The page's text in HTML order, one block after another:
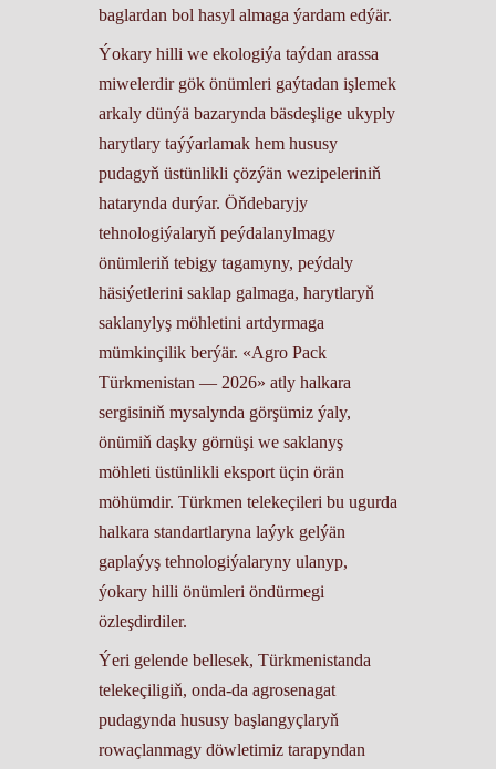
baglardan bol hasyl almaga ýardam edýär.
Ýokary hilli we ekologiýa taýdan arassa
miwelerdir gök önümleri gaýtadan işlemek
arkaly dünýä bazarynda bäsdeşlige ukyply
harytlary taýýarlamak hem hususy
pudagyň üstünlikli çözýän wezipeleriniň
hatarynda durýar. Öňdebaryjy
tehnologiýalaryň peýdalanylmagy
önümleriň tebigy tagamyny, peýdaly
häsiýetlerini saklap galmaga, harytlaryň
saklanylyş möhletini artdyrmaga
mümkinçilik berýär. «Agro Pack
Türkmenistan — 2026» atly halkara
sergisiniň mysalynda görşümiz ýaly,
önümiň daşky görnüşi we saklanyş
möhleti üstünlikli eksport üçin örän
möhümdir. Türkmen telekeçileri bu ugurda
halkara standartlaryna laýyk gelýän
gaplaýyş tehnologiýalaryny ulanyp,
ýokary hilli önümleri öndürmegi
özleşdirdiler.
Ýeri gelende bellesek, Türkmenistanda
telekeçiligiň, onda-da agrosenagat
pudagynda hususy başlangyçlaryň
rowaçlanmagy döwletimiz tarapyndan